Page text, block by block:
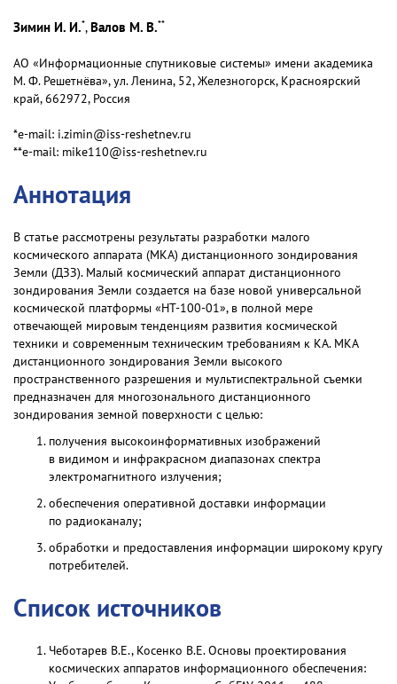
Зимин И. И.*,Валов М. В.**
АО «Информационные спутниковые системы» имени академика
М. Ф. Решетнёва», ул. Ленина, 52, Железногорск, Красноярский
край, 662972, Россия
*e-mail: i.zimin@iss-reshetnev.ru
**e-mail: mike110@iss-reshetnev.ru
Аннотация
В статье рассмотрены результаты разработки малого
космического аппарата (МКА) дистанционного зондирования
Земли (ДЗЗ). Малый космический аппарат дистанционного
зондирования Земли создается на базе новой универсальной
космической платформы «НТ-100-01», в полной мере
отвечающей мировым тенденциям развития космической
техники и современным техническим требованиям к КА. МКА
дистанционного зондирования Земли высокого
пространственного разрешения и мультиспектральной съемки
предназначен для многозонального дистанционного
зондирования земной поверхности с целью:
получения высокоинформативных изображений
в видимом и инфракрасном диапазонах спектра
электромагнитного излучения;
обеспечения оперативной доставки информации
по радиоканалу;
обработки и предоставления информации широкому кругу
потребителей.
Список источников
Чеботарев В.Е., Косенко В.Е. Основы проектирования
космических аппаратов информационного обеспечения: